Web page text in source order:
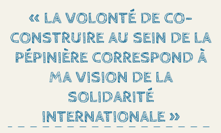
« LA VOLONTÉ DE CO-
CONSTRUIRE AU SEIN DE LA
PÉPINIÈRE CORRESPOND À
MA VISION DE LA
SOLIDARITÉ
INTERNATIONALE »